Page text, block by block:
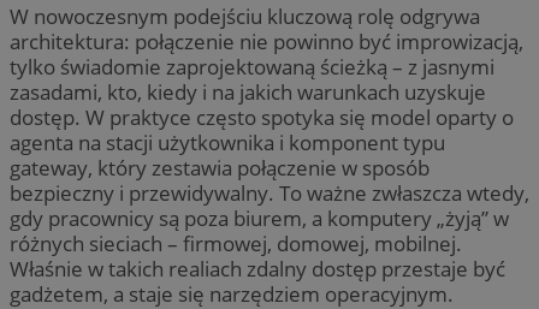
W nowoczesnym podejściu kluczową rolę odgrywa
architektura: połączenie nie powinno być improwizacją,
tylko świadomie zaprojektowaną ścieżką – z jasnymi
zasadami, kto, kiedy i na jakich warunkach uzyskuje
dostęp. W praktyce często spotyka się model oparty o
agenta na stacji użytkownika i komponent typu
gateway, który zestawia połączenie w sposób
bezpieczny i przewidywalny. To ważne zwłaszcza wtedy,
gdy pracownicy są poza biurem, a komputery „żyją” w
różnych sieciach – firmowej, domowej, mobilnej.
Właśnie w takich realiach zdalny dostęp przestaje być
gadżetem, a staje się narzędziem operacyjnym.